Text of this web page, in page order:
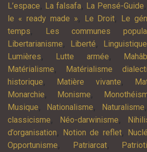
L’espace, La falsafa, La Pensé-Guide,
le « ready made », Le Droit, Le
temps, Les communes
Libertarianisme, Liberté, Linguistique
Lumières, Lutte armée,
Matérialisme, Matérialisme
historique, Matière vivante,
Monarchie, Monisme,
Musique, Nationalisme, Naturalisme,
classicisme, Néo-darwinisme,
d’organisation, Notion de reflet,
Opportunisme, Patriarcat,